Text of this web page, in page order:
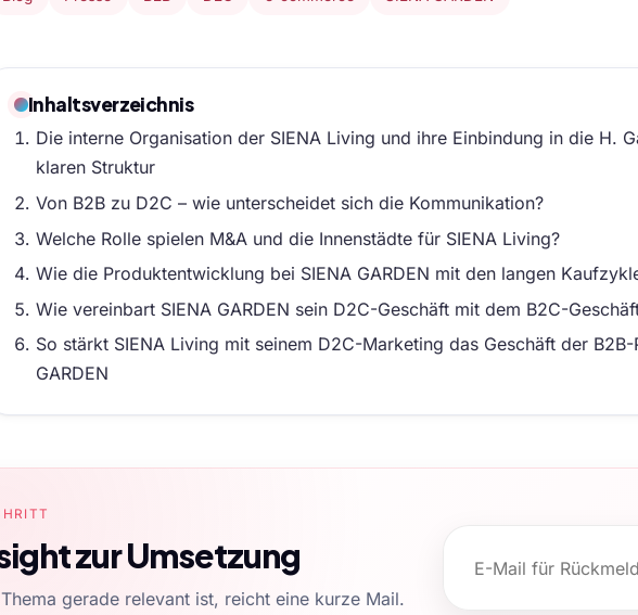
Inhaltsverzeichnis
Die interne Organisation der SIENA Living und ihre Einbindung in die H.
klaren Struktur
Von B2B zu D2C – wie unterscheidet sich die Kommunikation?
Welche Rolle spielen M&A und die Innenstädte für SIENA Living?
Wie die Produktentwicklung bei SIENA GARDEN mit den langen
Wie vereinbart SIENA GARDEN sein D2C-Geschäft mit dem B2C-
So stärkt SIENA Living mit seinem D2C-Marketing das Geschäft der
GARDEN
zur Umsetzung
gerade relevant ist, reicht eine kurze Mail.